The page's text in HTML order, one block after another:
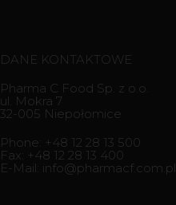
DANE KONTAKTOWE
Pharma C Food Sp. z o.o.
ul. Mokra 7
32-005 Niepołomice
Phone: +48 12 28 13 500
Fax: +48 12 28 13 400
E-Mail: info@pharmacf.com.pl